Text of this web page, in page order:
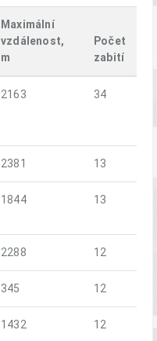
Maximální
vzdálenost,
m
Počet
zabití
2163 34
2381 13
1844 13
2288 12
345 12
1432 12